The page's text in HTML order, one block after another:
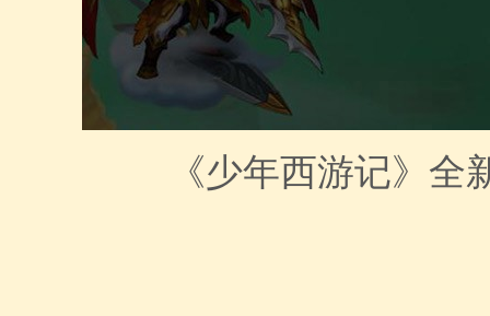
《少年西游记》全